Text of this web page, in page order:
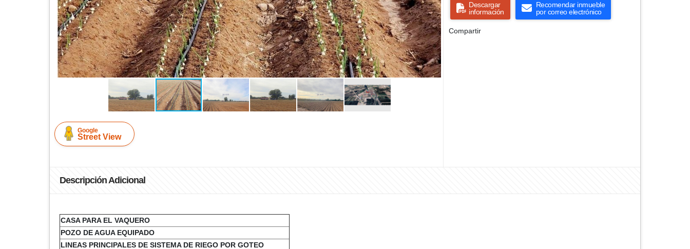
Google
Street View
Descargar
información
Recomendar inmueble
por correo electrónico
Compartir
Descripción Adicional
CASA PARA EL VAQUERO
POZO DE AGUA EQUIPADO
LINEAS PRINCIPALES DE SISTEMA DE RIEGO POR GOTEO